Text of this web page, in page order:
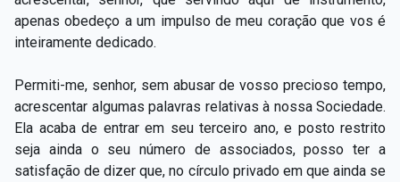
apenas obedeço a um impulso de meu coração que vos é
inteiramente dedicado.
Permiti-me, senhor, sem abusar de vosso precioso tempo,
acrescentar algumas palavras relativas à nossa Sociedade.
Ela acaba de entrar em seu terceiro ano, e posto restrito
seja ainda o seu número de associados, posso ter a
satisfação de dizer que, no círculo privado em que ainda se